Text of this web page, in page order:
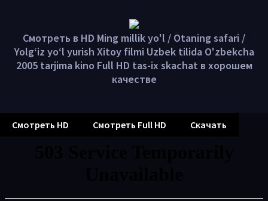
Смотреть в HD Ming millik yo'l / Otaning safari /
Yolg‘iz yo‘l yurish Xitoy filmi Uzbek tilida O'zbekcha
2005 tarjima kino Full HD tas-ix skachat в хорошем
качестве
Смотреть HD Смотреть Full HD Скачать